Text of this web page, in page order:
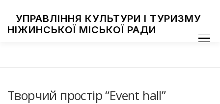
contentУПРАВЛІННЯ КУЛЬТУРИ І ТУРИЗМУ
НІЖИНСЬКОЇ МІСЬКОЇ РАДИ
Menu
Творчий простір “Event hall”